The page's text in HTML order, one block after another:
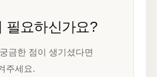
필요하신가요?
금한 점이 생기셨다면
주세요.